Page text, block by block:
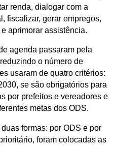
renda, dialogar com a
fiscalizar, gerar empregos,
aprimorar assistência.
agenda passaram pela
o número de
usaram de quatro critérios:
se são obrigatórios para
por prefeitos e vereadores e
metas dos ODS.
formas: por ODS e por
foram colocadas as